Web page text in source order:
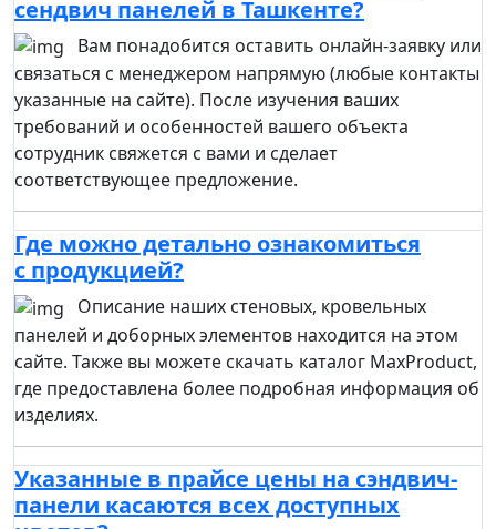
сендвич панелей в Ташкенте?
Вам понадобится оставить онлайн-заявку или
связаться с менеджером напрямую (любые контакты
указанные на сайте). После изучения ваших
требований и особенностей вашего объекта
сотрудник свяжется с вами и сделает
соответствующее предложение.
Где можно детально ознакомиться
с продукцией?
Описание наших стеновых, кровельных
панелей и доборных элементов находится на этом
сайте. Также вы можете скачать каталог MaxProduct,
где предоставлена более подробная информация об
изделиях.
Указанные в прайсе цены на сэндвич-
панели касаются всех доступных